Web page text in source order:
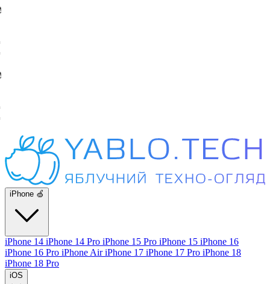
iPhone 🍏
iPhone 14 iPhone 14 Pro iPhone 15 Pro iPhone 15 iPhone 16
iPhone 16 Pro iPhone AiriPhone 17 iPhone 17 Pro iPhone 18
iPhone 18 Pro
iOS